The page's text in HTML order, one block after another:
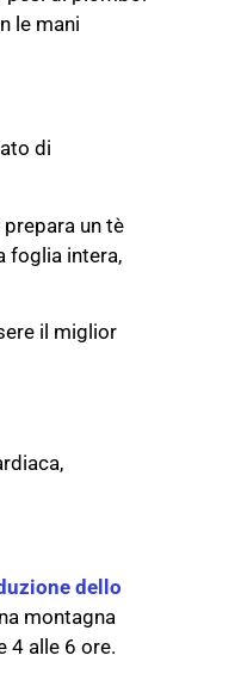
le mani
di
un tè
foglia intera,
il miglior
dello
montagna
4 alle 6 ore.